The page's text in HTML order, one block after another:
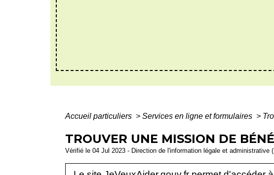
Accueil particuliers > Services en ligne et formulaires >
TROUVER UNE MISSION DE
Vérifié le 04 Jul 2023 - Direction de l'information légale et administrative